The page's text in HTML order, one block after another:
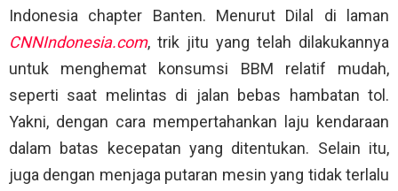
Indonesia chapter Banten. Menurut Dilal di laman
CNNIndonesia.com, trik jitu yang telah dilakukannya
untuk menghemat konsumsi BBM relatif mudah,
seperti saat melintas di jalan bebas hambatan tol.
Yakni, dengan cara mempertahankan laju kendaraan
dalam batas kecepatan yang ditentukan. Selain itu,
juga dengan menjaga putaran mesin yang tidak terlalu